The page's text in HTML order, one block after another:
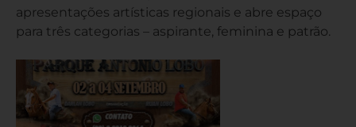
apresentações artísticas regionais e abre espaço
para três categorias – aspirante, feminina e patrão.